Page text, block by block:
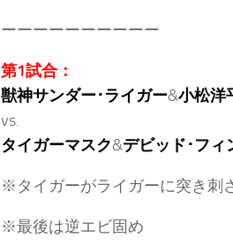
ーーーーーーーーーー
第1試合：
獣神サンダー･ライガー&小松洋
vs.
タイガーマスク&デビッド･フィ
※タイガーがライガーに突き刺
※最後は逆エビ固め